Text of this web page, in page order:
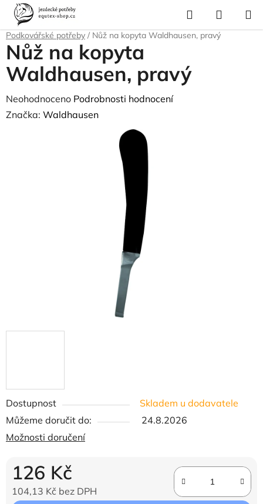
Přejít
obsah
Hledat
KOŠÍK
Domů
Pro koně
Podkovářské potřeby / Nůž na kopyta Waldhausen, pravý
Dostupnost
Skladem u dodavatele
Můžeme doručit do:
24.8.2026
Možnosti doručení
126 Kč
104,13 Kč bez DPH
Nůž na kopyta
Waldhausen, pravý
Průměrné
hodnocení
Neohodnoceno Podrobnosti hodnocení
Značka: Waldhausen